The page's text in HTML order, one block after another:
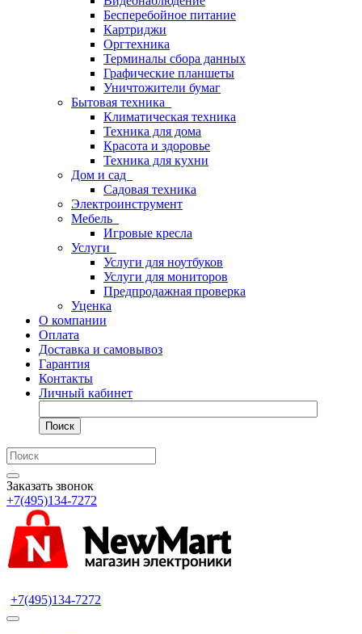
Бесперебойное питание
Картриджи
Оргтехника
Терминалы сбора данных
Графические планшеты
Уничтожители бумаг
Бытовая техника
Климатическая техника
Техника для дома
Красота и здоровье
Техника для кухни
Дом и сад
Садовая техника
Электроинструмент
Мебель
Игровые кресла
Услуги
Услуги для ноутбуков
Услуги для мониторов
Предпродажная проверка
Уценка
О компании
Оплата
Доставка и самовывоз
Гарантия
Контакты
Личный кабинет
Поиск
Заказать звонок
+7(495)134-7272
+7(495)134-7272